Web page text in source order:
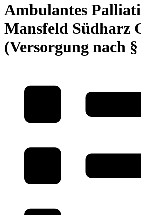
Ambulantes
Mansfeld Südharz
(Versorgung nach